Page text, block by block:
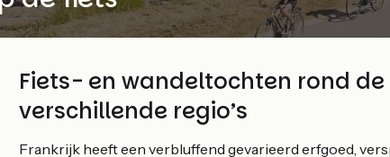
Fiets- en wandeltochten rond
verschillende regio’s
Frankrijk heeft een verbluffend gevarieerd erfgoed,